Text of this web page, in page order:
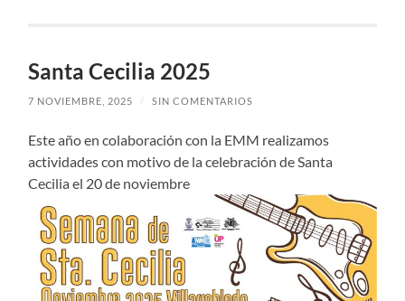
Santa Cecilia 2025
7 NOVIEMBRE, 2025 / SIN COMENTARIOS
Este año en colaboración con la EMM realizamos
actividades con motivo de la celebración de Santa
Cecilia el 20 de noviembre